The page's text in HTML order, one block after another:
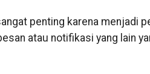
penting karena menjadi
atau notifikasi yang lain